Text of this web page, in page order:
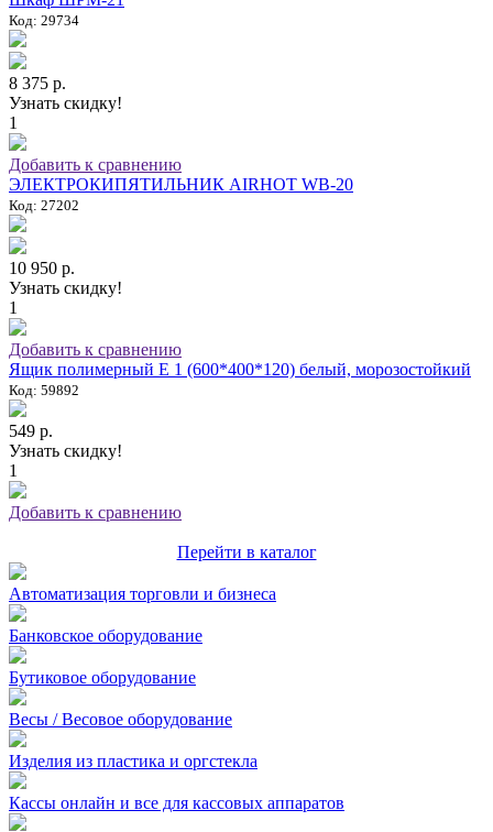
Код: 29734
8 375 р.
Узнать скидку!
1
Добавить к сравнению
ЭЛЕКТРОКИПЯТИЛЬНИК AIRHOT WB-20
Код: 27202
10 950 р.
Узнать скидку!
1
Добавить к сравнению
Ящик полимерный E 1 (600*400*120) белый, морозостойкий
Код: 59892
549 р.
Узнать скидку!
1
Добавить к сравнению
Перейти в каталог
Автоматизация торговли и бизнеса
Банковское оборудование
Бутиковое оборудование
Весы / Весовое оборудование
Изделия из пластика и оргстекла
Кассы онлайн и все для кассовых аппаратов